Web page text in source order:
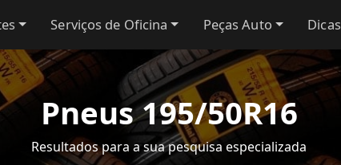
Serviços de Oficina Peças Auto Dicas
Pneus 195/50R16
Resultados para a sua pesquisa especializada